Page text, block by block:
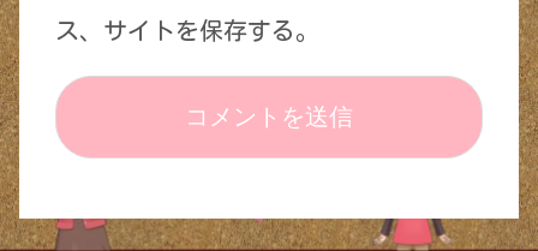
ス、サイトを保存する。